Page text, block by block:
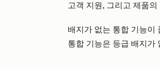
고객 지원, 그리고 제품
배지가 없는 통합 기능이
통합 기능은 등급 배지가